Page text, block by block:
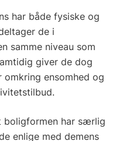
har både fysiske og
de i
samme niveau som
giver de dog
ensomhed og
boligformen har særlig
enlige med demens